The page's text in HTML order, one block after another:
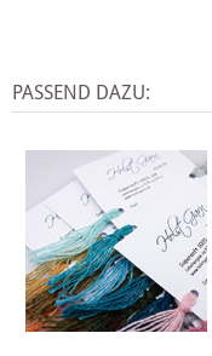
PASSEND DAZU: